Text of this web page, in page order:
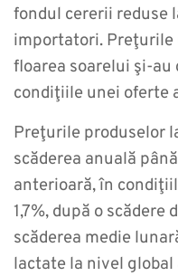
fondul cererii reduse
importatori. Preţurile
floarea soarelui şi-au
condiţiile unei oferte
Preţurile produselor
scăderea anuală
anterioară, în
1,7%, după o scădere
scăderea medie
lactate la nivel global